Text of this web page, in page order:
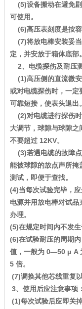
(5)设备搬动在避免剧
可使用。
(6)高压表刻度是按容
(7)将放电棒安装妥当
定，并安放于箱体底部。
2、电缆探伤及耐压
(1)高压侧的直流微安
或对电缆探伤时，一定
可靠短接，使表头退出。
(2)对电缆进行探伤时
大调节，球隙与球隙
不要超过 12KV。
(3)若遇电缆的故障点
能被球隙的放点声所掩
测试，即便于查找。
(4)当每次试验完毕，
电源并用放电棒对试
办理。
(5)在规定时间内不发生
(6)在试验耐压的周期
值，一般为 0—50 μ A
5 倍。
(7)调换其他芯线重复
3、使用后应注意事项：
(1)每次试验后应即关